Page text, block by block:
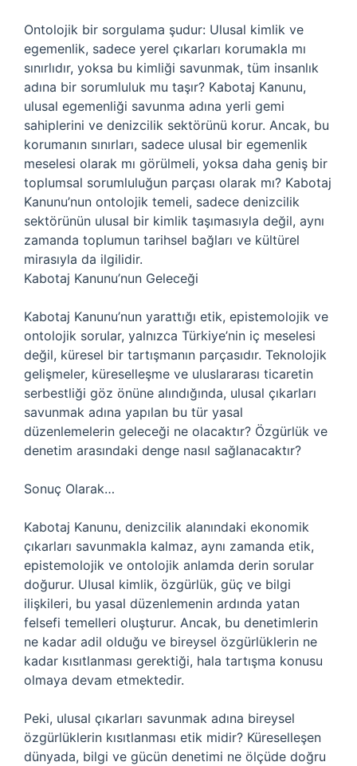
Ontolojik bir sorgulama şudur: Ulusal kimlik ve
egemenlik, sadece yerel çıkarları korumakla mı
sınırlıdır, yoksa bu kimliği savunmak, tüm insanlık
adına bir sorumluluk mu taşır? Kabotaj Kanunu,
ulusal egemenliği savunma adına yerli gemi
sahiplerini ve denizcilik sektörünü korur. Ancak, bu
korumanın sınırları, sadece ulusal bir egemenlik
meselesi olarak mı görülmeli, yoksa daha geniş bir
toplumsal sorumluluğun parçası olarak mı? Kabotaj
Kanunu’nun ontolojik temeli, sadece denizcilik
sektörünün ulusal bir kimlik taşımasıyla değil, aynı
zamanda toplumun tarihsel bağları ve kültürel
mirasıyla da ilgilidir.
Kabotaj Kanunu’nun Geleceği
Kabotaj Kanunu’nun yarattığı etik, epistemolojik ve
ontolojik sorular, yalnızca Türkiye’nin iç meselesi
değil, küresel bir tartışmanın parçasıdır. Teknolojik
gelişmeler, küreselleşme ve uluslararası ticaretin
serbestliği göz önüne alındığında, ulusal çıkarları
savunmak adına yapılan bu tür yasal
düzenlemelerin geleceği ne olacaktır? Özgürlük ve
denetim arasındaki denge nasıl sağlanacaktır?
Sonuç Olarak…
Kabotaj Kanunu, denizcilik alanındaki ekonomik
çıkarları savunmakla kalmaz, aynı zamanda etik,
epistemolojik ve ontolojik anlamda derin sorular
doğurur. Ulusal kimlik, özgürlük, güç ve bilgi
ilişkileri, bu yasal düzenlemenin ardında yatan
felsefi temelleri oluşturur. Ancak, bu denetimlerin
ne kadar adil olduğu ve bireysel özgürlüklerin ne
kadar kısıtlanması gerektiği, hala tartışma konusu
olmaya devam etmektedir.
Peki, ulusal çıkarları savunmak adına bireysel
özgürlüklerin kısıtlanması etik midir? Küreselleşen
dünyada, bilgi ve gücün denetimi ne ölçüde doğru